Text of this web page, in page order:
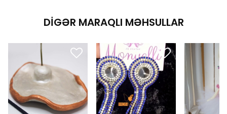
DIGƏR MARAQLI MƏHSULLAR